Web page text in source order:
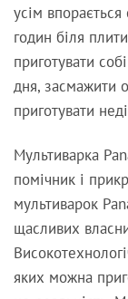
усім
годин біля
приготувати
дня, засмажити
приготувати
Мультиварка
помічник і
мультиварок
щасливих
яких можна